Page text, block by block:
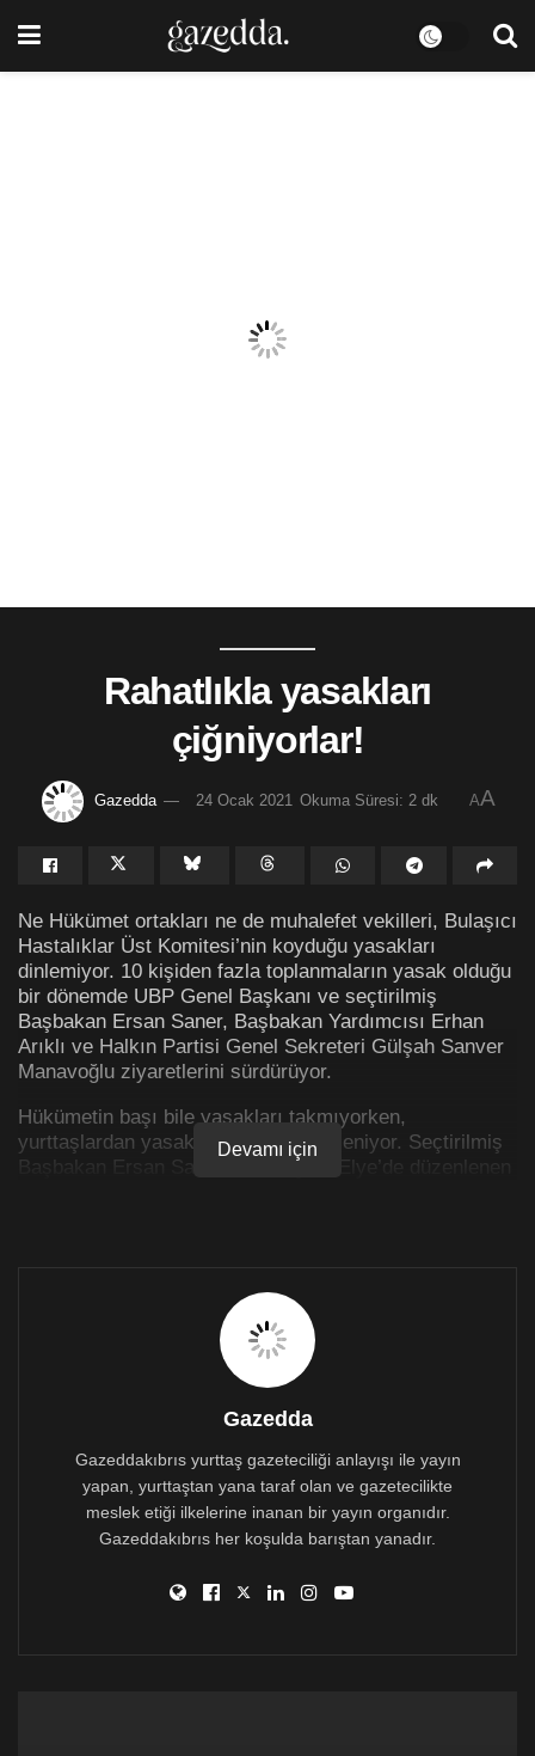
Rahatlıkla yasakları
çiğniyorlar!
Gazedda 24 Ocak 2021 Okuma Süresi: 2 dk AA
Ne Hükümet ortakları ne de muhalefet vekilleri, Bulaşıcı
Hastalıklar Üst Komitesi’nin koyduğu yasakları
dinlemiyor. 10 kişiden fazla toplanmaların yasak olduğu
bir dönemde UBP Genel Başkanı ve seçtirilmiş
Başbakan Ersan Saner, Başbakan Yardımcısı Erhan
Arıklı ve Halkın Partisi Genel Sekreteri Gülşah Sanver
Manavoğlu ziyaretlerini sürdürüyor.
Hükümetin başı bile yasakları takmıyorken,
yurttaşlardan yasaklara uyması bekleniyor. Seçtirilmiş
Başbakan Ersan Saner, dün akşam Elye’de düzenlenen
Devamı için
Gazedda
Gazeddakıbrıs yurttaş gazeteciliği anlayışı ile yayın
yapan, yurttaştan yana taraf olan ve gazetecilikte
meslek etiği ilkelerine inanan bir yayın organıdır.
Gazeddakıbrıs her koşulda barıştan yanadır.